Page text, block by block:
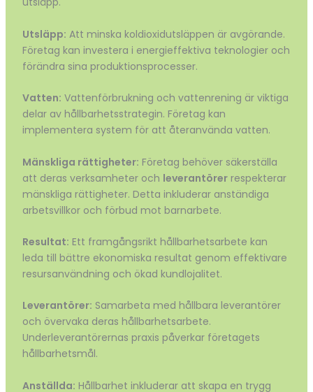
Utsläpp: Att minska koldioxidutsläppen är avgörande.
Företag kan investera i energieffektiva teknologier och
förändra sina produktionsprocesser.
Vatten: Vattenförbrukning och vattenrening är viktiga
delar av hållbarhetsstrategin. Företag kan
implementera system för att återanvända vatten.
Mänskliga rättigheter: Företag behöver säkerställa
att deras verksamheter och leverantörerrespekterar
mänskliga rättigheter. Detta inkluderar anständiga
arbetsvillkor och förbud mot barnarbete.
Resultat: Ett framgångsrikt hållbarhetsarbete kan
leda till bättre ekonomiska resultat genom effektivare
resursanvändning och ökad kundlojalitet.
Leverantörer: Samarbeta med hållbara leverantörer
och övervaka deras hållbarhetsarbete.
Underleverantörernas praxis påverkar företagets
hållbarhetsmål.
Anställda: Hållbarhet inkluderar att skapa en trygg